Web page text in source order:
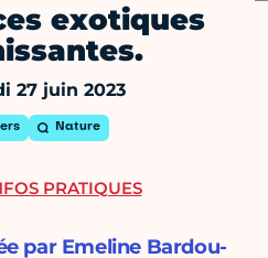
exotiques
27 juin 2023
Nature
par Emeline Bardou-
PRATIQUES